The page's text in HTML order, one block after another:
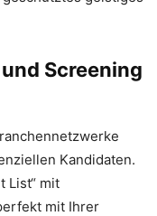
Screening
Kandidaten.
List“ mit
mit Ihrer